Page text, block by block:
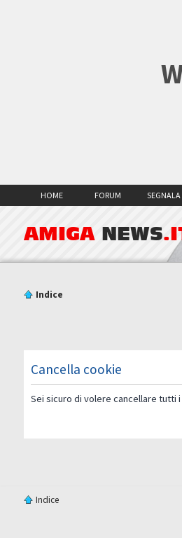
HOME FORUM SEGNALA
AMIGA NEWS
Indice
Cancella cookie
Sei sicuro di volere cancellare tutti
Indice